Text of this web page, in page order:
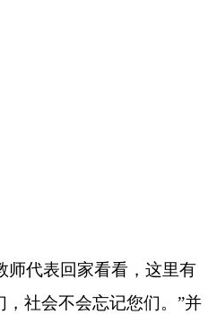
师代表回家看看，这里有
社会不会忘记您们。”并